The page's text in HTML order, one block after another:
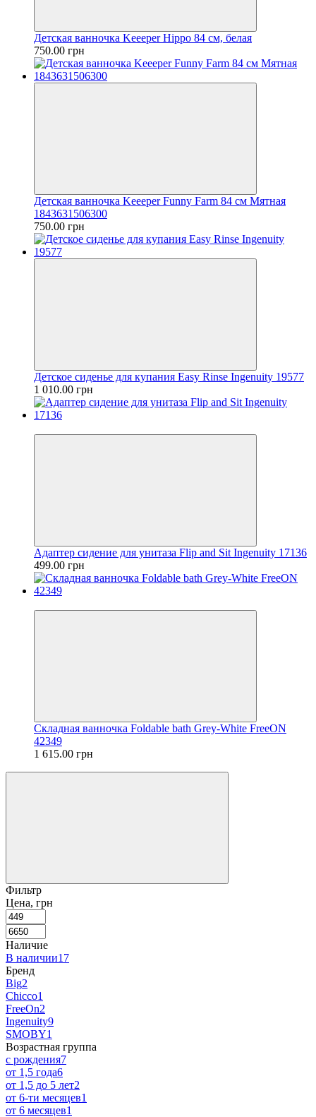
Детская ванночка Keeeper Hippo 84 см, белая
750.00 грн
Детская ванночка Keeeper Funny Farm 84 см Мятная
1843631506300
750.00 грн
Детское сиденье для купания Easy Rinse Ingenuity 19577
1 010.00 грн
Адаптер сидение для унитаза Flip and Sit Ingenuity 17136
499.00 грн
Складная ванночка Foldable bath Grey-White FreeON
42349
1 615.00 грн
Фильтр
Цена, грн
Наличие
В наличии17
Бренд
Big2
Chicco1
FreeOn2
Ingenuity9
SMOBY1
Возрастная группа
с рождения7
от 1,5 года6
от 1,5 до 5 лет2
от 6-ти месяцев1
от 6 месяцев1